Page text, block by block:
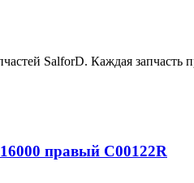
SalforD. Каждая запчасть
правый C00122R